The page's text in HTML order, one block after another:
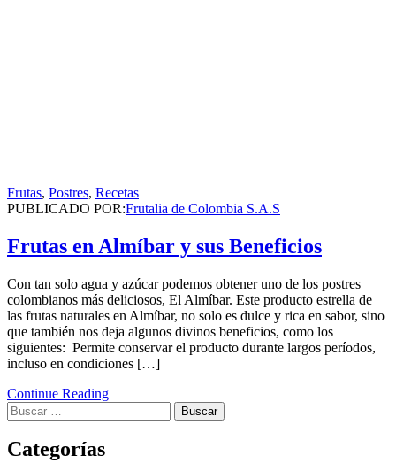
Frutas, Postres, Recetas
PUBLICADO POR:Frutalia de Colombia S.A.S
Frutas en Almíbar y sus Beneficios
Con tan solo agua y azúcar podemos obtener uno de los postres
colombianos más deliciosos, El Almíbar. Este producto estrella de
las frutas naturales en Almíbar, no solo es dulce y rica en sabor, sino
que también nos deja algunos divinos beneficios, como los
siguientes: Permite conservar el producto durante largos períodos,
incluso en condiciones […]
Continue Reading
Categorías